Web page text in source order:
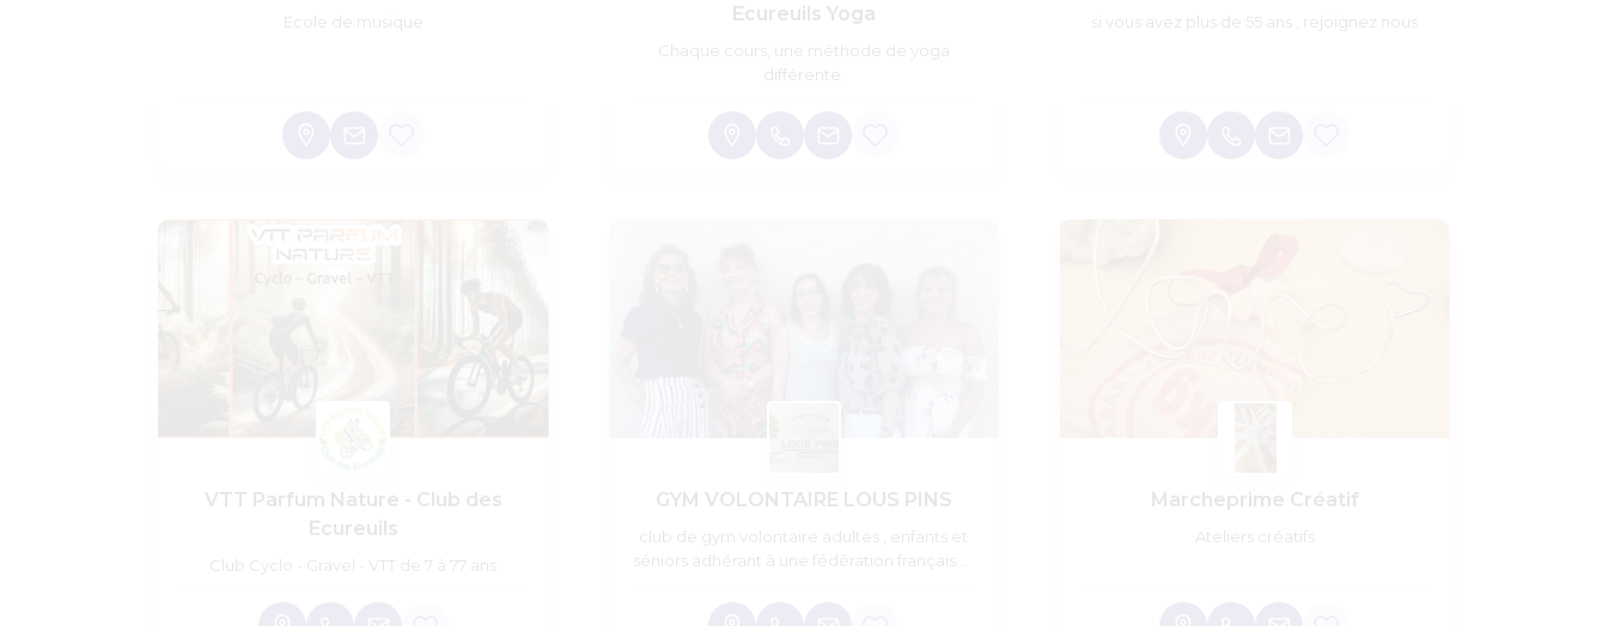
Ecole de musique
Ecureuils Yoga
Chaque cours, une méthode de yoga
différente.
si vous avez plus de 55 ans , rejoignez nous
VTT Parfum Nature - Club des
Ecureuils
Club Cyclo - Gravel - VTT de 7 à 77 ans
GYM VOLONTAIRE LOUS PINS
club de gym volontaire adultes , enfants et
séniors adhérant à une fédération française :
Marcheprime Créatif
Ateliers créatifs